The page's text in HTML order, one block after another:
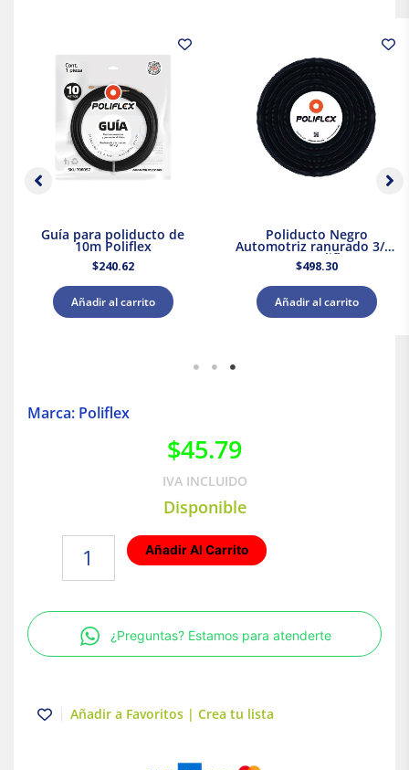
Guía para poliducto de
10m Poliflex
$240.62
Añadir al carrito
Poliducto Negro
Automotriz ranurado 3/8″
50m Poliflex
$498.30
Añadir al carrito
Marca: Poliflex
$45.79
IVA INCLUIDO
Disponible
piezas)
Poliflex
cantidad
Añadir Al Carrito
¿Preguntas? Estamos para atenderte
Añadir a Favoritos | Crea tu lista